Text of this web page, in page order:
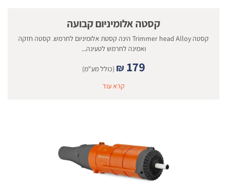
קסטה אלומיניום קבועה
קסטה Trimmer head Alloy הינה קסטת אלומיניום לחרמש. קסטה חזקה
ואמינה לחרמש לטעינה...
₪ 179
(כולל מע"מ)
קרא עוד